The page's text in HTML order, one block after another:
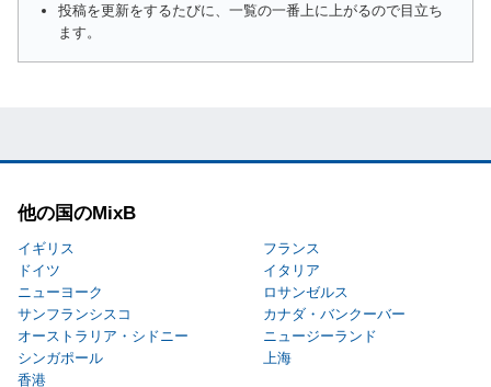
投稿を更新をするたびに、一覧の一番上に上がるので目立ち
ます。
他の国のMixB
イギリス
フランス
ドイツ
イタリア
ニューヨーク
ロサンゼルス
サンフランシスコ
カナダ・バンクーバー
オーストラリア・シドニー
ニュージーランド
シンガポール
上海
香港